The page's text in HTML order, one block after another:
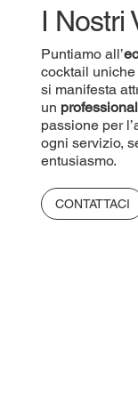
I Nostri
Puntiamo all’
cocktail
si manifesta
un
passione per
ogni servizio,
entusiasmo.
CONTATTACI